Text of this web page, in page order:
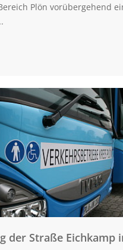
Plön vorübergehend
Einstellung
der ALFA-
Feiertagsfahrten
Bereich Plön
der Straße Eichkamp